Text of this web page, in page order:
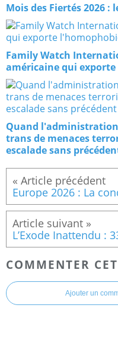
Mois des Fiertés 2026
Family Watch
américaine qui
Quand
trans de menaces
escalade sans
COMMENTER
Ajouter un